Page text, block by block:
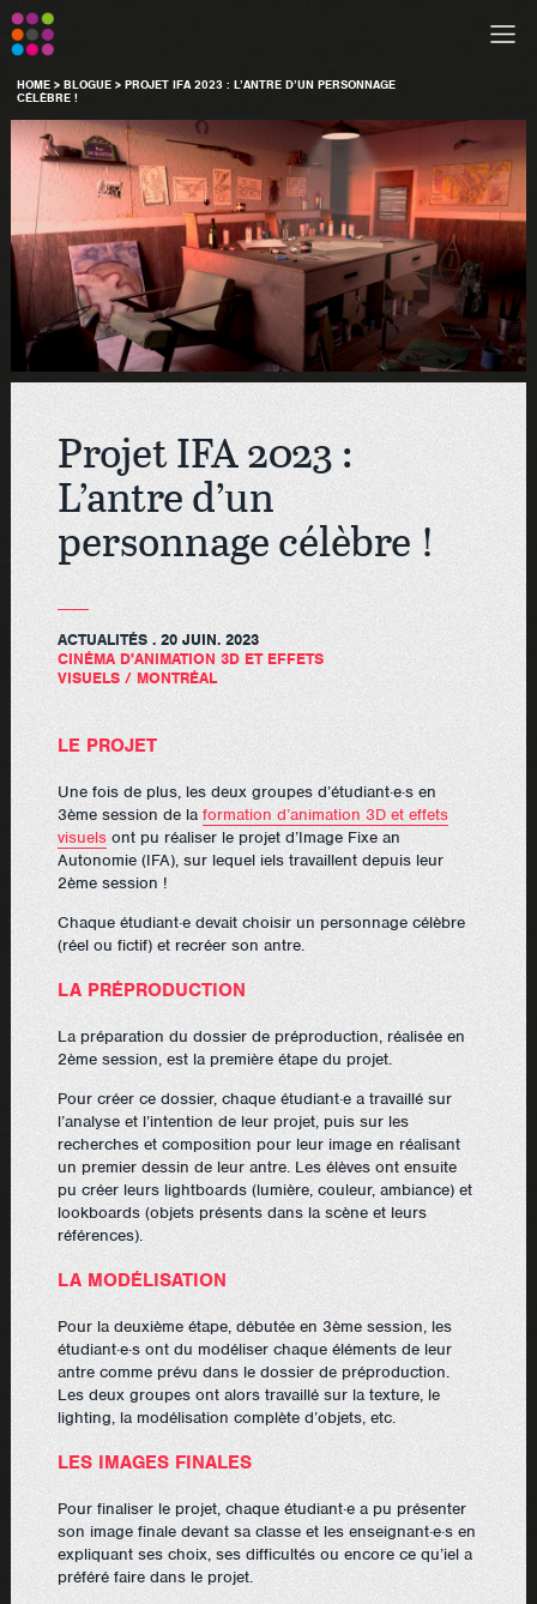
HOME> BLOGUE> PROJET IFA 2023 : L’ANTRE D’UN PERSONNAGE
CÉLÈBRE !
Projet IFA 2023 :
L’antre d’un
personnage célèbre !
ACTUALITÉS . 20 JUIN. 2023
CINÉMA D'ANIMATION 3D ET EFFETS
VISUELS / MONTRÉAL
LE PROJET
Une fois de plus, les deux groupes d’étudiant·e·s en
3ème session de laformation d’animation 3D et effets
visuels ont pu réaliser le projet d’Image Fixe an
Autonomie (IFA), sur lequel iels travaillent depuis leur
2ème session !
Chaque étudiant·e devait choisir un personnage célèbre
(réel ou fictif) et recréer son antre.
LA PRÉPRODUCTION
La préparation du dossier de préproduction, réalisée en
2ème session, est la première étape du projet.
Pour créer ce dossier, chaque étudiant·e a travaillé sur
l’analyse et l’intention de leur projet, puis sur les
recherches et composition pour leur image en réalisant
un premier dessin de leur antre. Les élèves ont ensuite
pu créer leurs lightboards (lumière, couleur, ambiance) et
lookboards (objets présents dans la scène et leurs
références).
LA MODÉLISATION
Pour la deuxième étape, débutée en 3ème session, les
étudiant·e·s ont du modéliser chaque éléments de leur
antre comme prévu dans le dossier de préproduction.
Les deux groupes ont alors travaillé sur la texture, le
lighting, la modélisation complète d’objets, etc.
LES IMAGES FINALES
Pour finaliser le projet, chaque étudiant·e a pu présenter
son image finale devant sa classe et les enseignant·e·s en
expliquant ses choix, ses difficultés ou encore ce qu’iel a
préféré faire dans le projet.